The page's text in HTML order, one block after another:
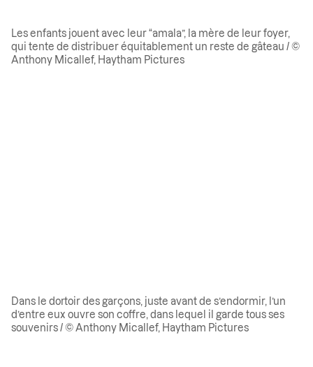
Les enfants jouent avec leur “amala”, la mère de leur foyer,
qui tente de distribuer équitablement un reste de gâteau / ©
Anthony Micallef, Haytham Pictures
Dans le dortoir des garçons, juste avant de s’endormir, l’un
d’entre eux ouvre son coffre, dans lequel il garde tous ses
souvenirs / © Anthony Micallef, Haytham Pictures